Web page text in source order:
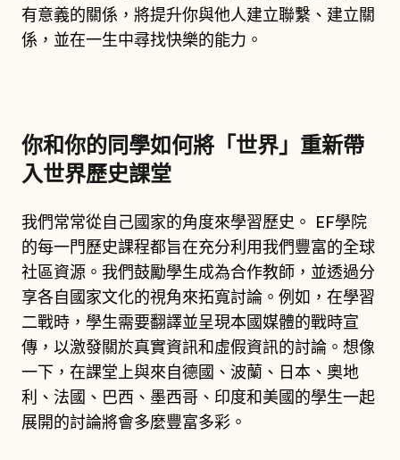
有意義的關係，將提升你與他人建立聯繫、建立關
係，並在一生中尋找快樂的能力。
你和你的同學如何將「世界」重新帶
入世界歷史課堂
我們常常從自己國家的角度來學習歷史。 EF學院
的每一門歷史課程都旨在充分利用我們豐富的全球
社區資源。我們鼓勵學生成為合作教師，並透過分
享各自國家文化的視角來拓寬討論。例如，在學習
二戰時，學生需要翻譯並呈現本國媒體的戰時宣
傳，以激發關於真實資訊和虛假資訊的討論。想像
一下，在課堂上與來自德國、波蘭、日本、奧地
利、法國、巴西、墨西哥、印度和美國的學生一起
展開的討論將會多麼豐富多彩。